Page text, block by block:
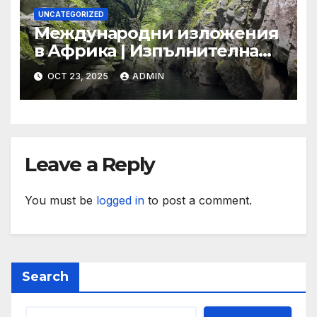
UNCATEGORIZED
Международни изложения
в Африка | Изпълнителна
агенция за насърчаване на
малките и средните
предприятия
OCT 23, 2025 ADMIN
Leave a Reply
You must be logged in to post a comment.
Search